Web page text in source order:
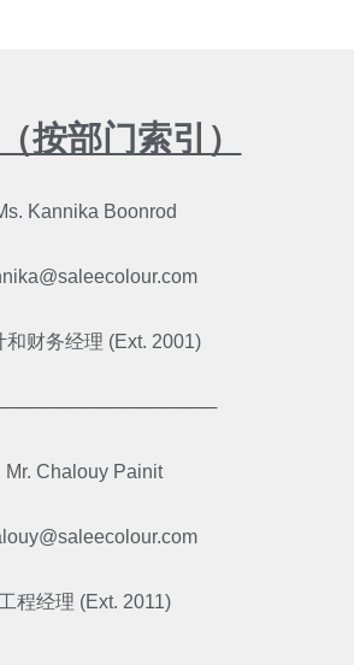
按部门索引）
Kannika Boonrod
和财务经理 (Ext. 2001)
Mr. Chalouy Painit
工程经理 (Ext. 2011)